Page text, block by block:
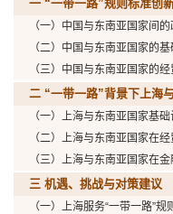
一 “一带一路”规则标准创
（一）中国与东南亚国家间
（二）中国与东南亚国家的
（三）中国与东南亚国家的
二 “一带一路”背景下上海
（一）上海与东南亚国家基
（二）上海与东南亚国家在
（三）上海与东南亚国家在
三 机遇、挑战与对策建议
（一）上海服务“一带一路”